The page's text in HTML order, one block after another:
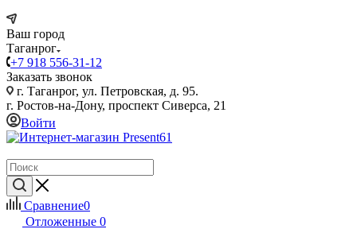
Ваш город
Таганрог
+7 918 556-31-12
Заказать звонок
г. Таганрог, ул. Петровская, д. 95.
г. Ростов-на-Дону, проспект Сиверса, 21
Войти
Сравнение0
Отложенные 0